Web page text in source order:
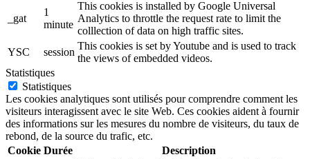
_gat
1
minute
This cookies is installed by Google Universal
Analytics to throttle the request rate to limit the
colllection of data on high traffic sites.
YSC
session
This cookies is set by Youtube and is used to track
the views of embedded videos.
Statistiques
Statistiques
Les cookies analytiques sont utilisés pour comprendre comment les
visiteurs interagissent avec le site Web. Ces cookies aident à fournir
des informations sur les mesures du nombre de visiteurs, du taux de
rebond, de la source du trafic, etc.
Cookie Durée Description